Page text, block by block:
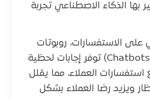
بها الذكاء الاصطناعي تجربة
على الاستفسارات، روبوتات
المحادثة (Chatbots) توفر إجابات لحظية
العملاء، مما يقلل
ويزيد رضا العملاء بشكل